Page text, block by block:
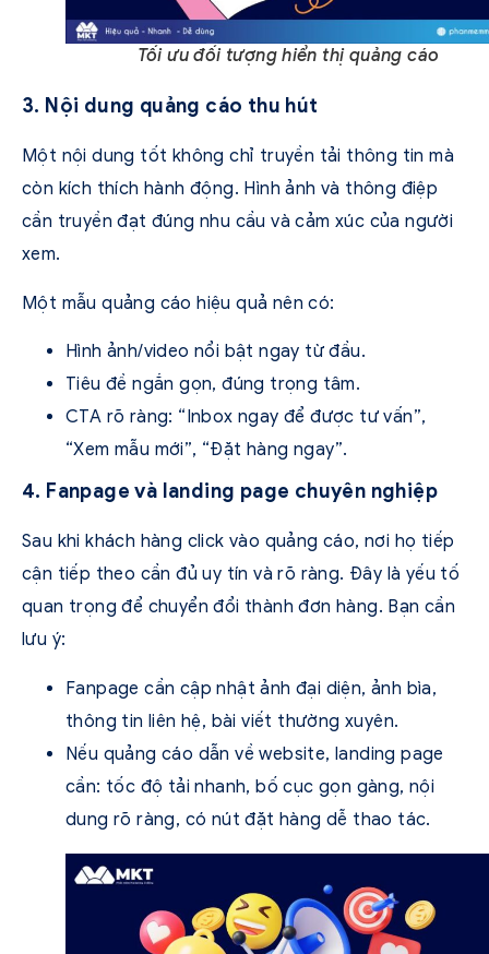
Tối ưu đối tượng hiển thị quảng cáo
3. Nội dung quảng cáo thu hút
Một nội dung tốt không chỉ truyền tải thông tin mà
còn kích thích hành động. Hình ảnh và thông điệp
cần truyền đạt đúng nhu cầu và cảm xúc của người
xem.
Một mẫu quảng cáo hiệu quả nên có:
Hình ảnh/video nổi bật ngay từ đầu.
Tiêu đề ngắn gọn, đúng trọng tâm.
CTA rõ ràng: “Inbox ngay để được tư vấn”,
“Xem mẫu mới”, “Đặt hàng ngay”.
4. Fanpage và landing page chuyên nghiệp
Sau khi khách hàng click vào quảng cáo, nơi họ tiếp
cận tiếp theo cần đủ uy tín và rõ ràng. Đây là yếu tố
quan trọng để chuyển đổi thành đơn hàng. Bạn cần
lưu ý:
Fanpage cần cập nhật ảnh đại diện, ảnh bìa,
thông tin liên hệ, bài viết thường xuyên.
Nếu quảng cáo dẫn về website, landing page
cần: tốc độ tải nhanh, bố cục gọn gàng, nội
dung rõ ràng, có nút đặt hàng dễ thao tác.